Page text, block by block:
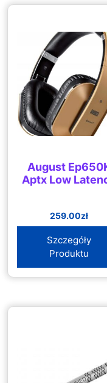
August
Aptx Low
259.00zł
Szczegóły
Produktu